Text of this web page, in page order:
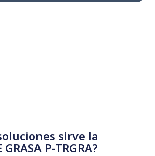
sirve la
P-TRGRA?